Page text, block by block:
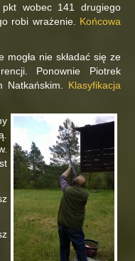
wobec 141 drugiego
robi wrażenie. Końcowa
mogła nie składać się ze
Ponownie Piotrek
Natkańskim. Klasyfikacja